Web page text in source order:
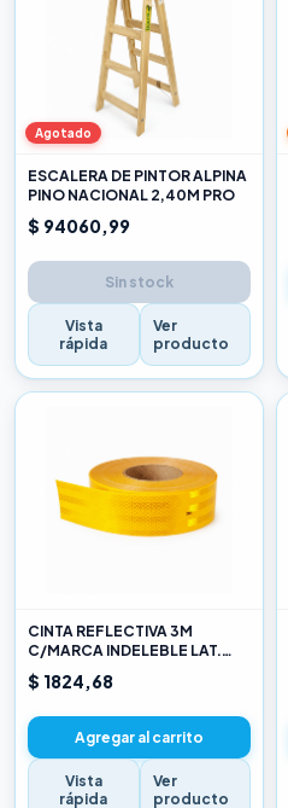
Agotado
ESCALERA DE PINTOR ALPINA
PINO NACIONAL 2,40M PRO
$ 94060,99
Sin stock
Vista
rápida
Ver
producto
CINTA REFLECTIVA 3M
C/MARCA INDELEBLE LAT.
$ 1824,68
Agregar al carrito
Vista
rápida
Ver
producto